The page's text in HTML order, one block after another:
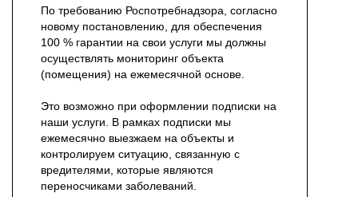
По требованию Роспотребнадзора, согласно
новому постановлению, для обеспечения
100 % гарантии на свои услуги мы должны
осуществлять мониторинг объекта
(помещения) на ежемесячной основе.
Это возможно при оформлении подписки на
наши услуги. В рамках подписки мы
ежемесячно выезжаем на объекты и
контролируем ситуацию, связанную с
вредителями, которые являются
переносчиками заболеваний.